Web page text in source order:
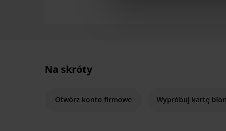
Na skróty
Otwórz konto firmowe Wypróbuj kartę